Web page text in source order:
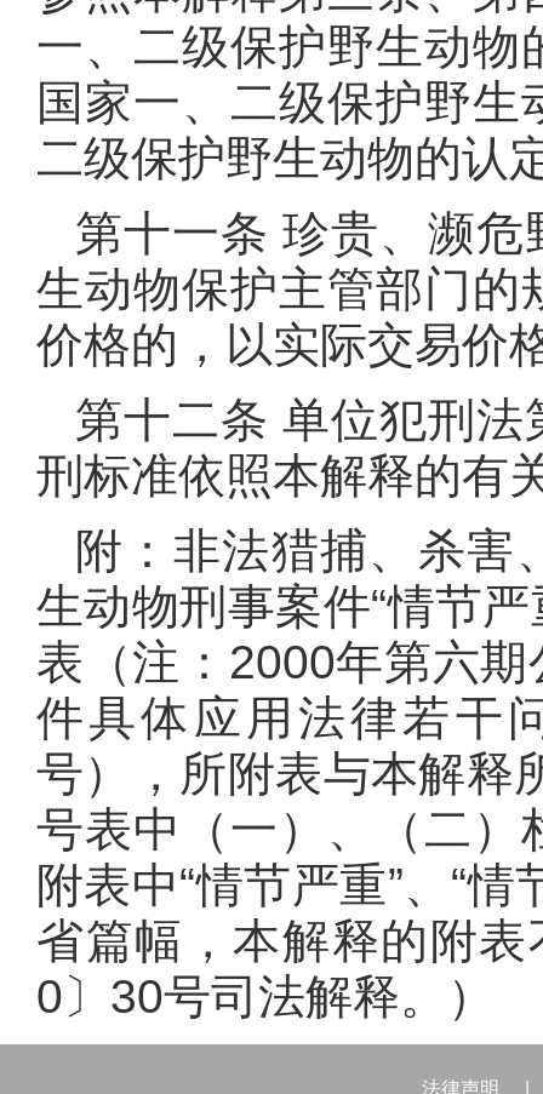
一、二级保护野生动
国家一、二级保护野
二级保护野生动物的认
第十一条 珍贵、濒
生动物保护主管部门的
价格的，以实际交易价
第十二条 单位犯刑
刑标准依照本解释的有
附：非法猎捕、杀害
生动物刑事案件“情节
表（注：2000年第六
件具体应用法律若干
号），所附表与本解释
号表中（一）、（二）
附表中“情节严重”、“
省篇幅，本解释的附
0〕30号司法解释。）
法律声明